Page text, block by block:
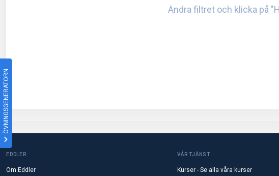
ÖVNINGSGENERATORN
Ändra filtret och klicka på
EDDLER
Om Eddler
VÅR TJÄNST
Kurser - Se alla våra kurser